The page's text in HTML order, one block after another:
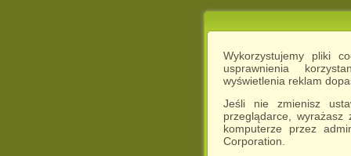
Wykorzystujemy pliki
usprawnienia
wyświetlenia reklam
Jeśli nie zmienisz
przeglądarce,
komputerze przez
Corporation.